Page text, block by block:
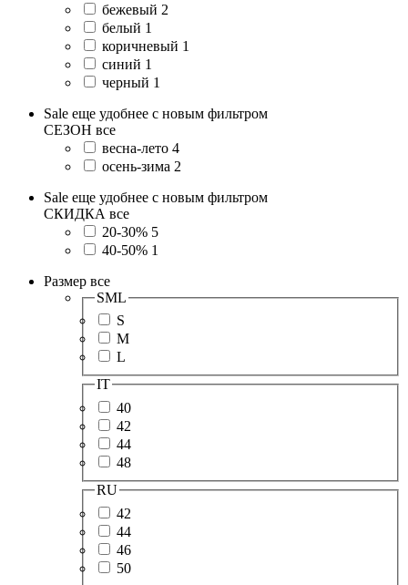
бежевый 2
белый 1
коричневый 1
синий 1
черный 1
Sale еще удобнее с новым фильтром
СЕЗОН все
весна-лето 4
осень-зима 2
Sale еще удобнее с новым фильтром
СКИДКА все
20-30% 5
40-50% 1
Размер все
SML
S
M
L
IT
40
42
44
48
RU
42
44
46
50